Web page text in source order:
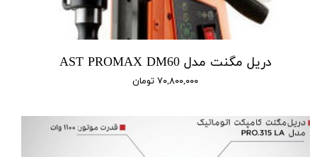
دریل مگنت مدل AST PROMAX DM60
۷۰,۸۰۰,۰۰۰ تومان